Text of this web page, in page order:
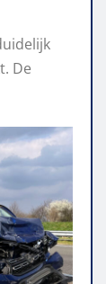
De